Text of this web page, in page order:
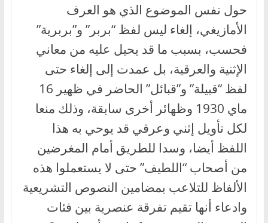
حول نفس الموضوع الذي هو العرف
الأمازيغي، إلغاء ليس لفظ “بربر” و”بربرية”
فحسب، بسبب ما قد يحيل عليه من معاني
الإثنية والعرقية، بل عمدت إلى إلغاء حتى
لفظ “قبيلة” و”قبائل” الحاضر في ظهير 16
ماي 1930 وظهائر أخرى سابقة، وذلك منعا
لكل تأويل إثني وعرقي قد يوحي به هذا
اللفظ أيضا، وسدا للطريق أمام المغرضين
من أصحاب “اللطيف” حتى لا يستعملوا هذه
الألفاظ للتلاعب بمضامين النصوص التشريعية
وادعاء أنها تقيم تفرقة عنصرية بين فئات